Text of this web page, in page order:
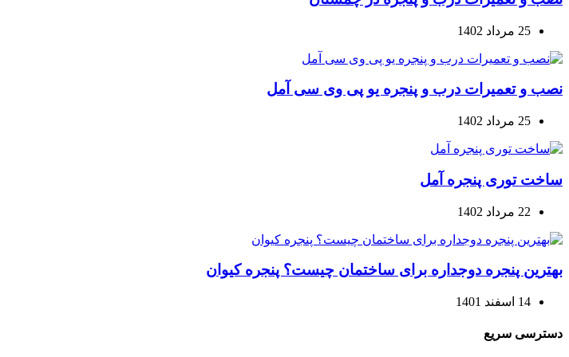
25 مرداد 1402
نصب و تعمیرات درب و پنجره یو پی وی سی آمل
25 مرداد 1402
ساخت توری پنجره آمل
22 مرداد 1402
بهترین پنجره دوجداره برای ساختمان چیست؟ پنجره کیوان
14 اسفند 1401
دسترسی سریع